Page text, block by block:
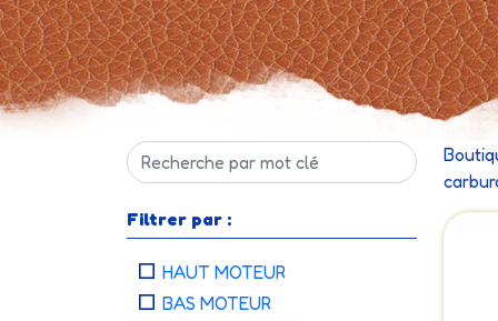
Filtrer par :
HAUT MOTEUR
BAS MOTEUR